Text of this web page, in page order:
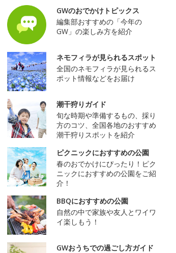
GWのおでかけトピックス
編集部おすすめの「今年の
GW」の楽しみ方を紹介
ネモフィラが見られるスポット
全国のネモフィラが見られるス
ポット情報などをお届け
潮干狩りガイド
旬な時期や準備するもの、採り
方のコツ、全国各地のおすすめ
潮干狩りスポットを紹介
ピクニックにおすすめの公園
春のおでかけにぴったり！ピク
ニックにおすすめの公園をご紹
介！
BBQにおすすめの公園
自然の中で家族や友人とワイワ
イ楽しもう！
GWおうちでの過ごし方ガイド